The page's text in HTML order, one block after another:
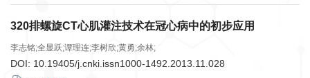
320排螺旋CT心肌灌注技术在冠心病中的初步应用
李志铭;全显跃;谭理连;李树欣;黄勇;余林;
DOI: 10.19405/j.cnki.issn1000-1492.2013.11.028